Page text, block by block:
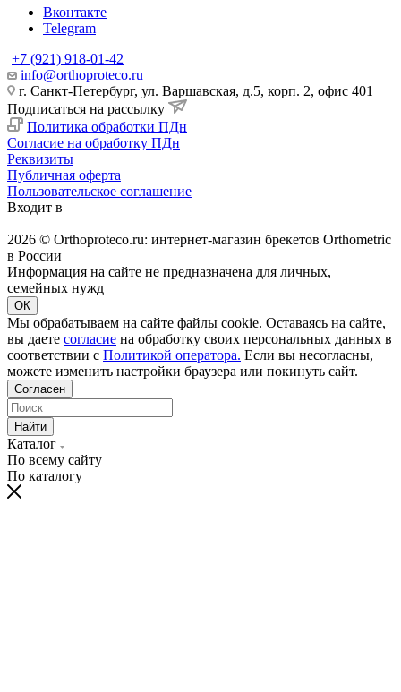
Вконтакте
Telegram
+7 (921) 918-01-42
info@orthoproteco.ru
г. Санкт-Петербург, ул. Варшавская, д.5, корп. 2, офис 401
Подписаться на рассылку
Политика обработки ПДн
Согласие на обработку ПДн
Реквизиты
Публичная оферта
Пользовательское соглашение
Входит в
2026 © Orthoproteco.ru: интернет-магазин брекетов Orthometric
в России
Информация на сайте не предназначена для личных,
семейных нужд
ОК
Мы обрабатываем на сайте файлы cookie. Оставаясь на сайте,
вы даете согласие на обработку своих персональных данных в
соответствии с Политикой оператора. Если вы несогласны,
можете изменить настройки браузера или покинуть сайт.
Согласен
Найти
Каталог
По всему сайту
По каталогу